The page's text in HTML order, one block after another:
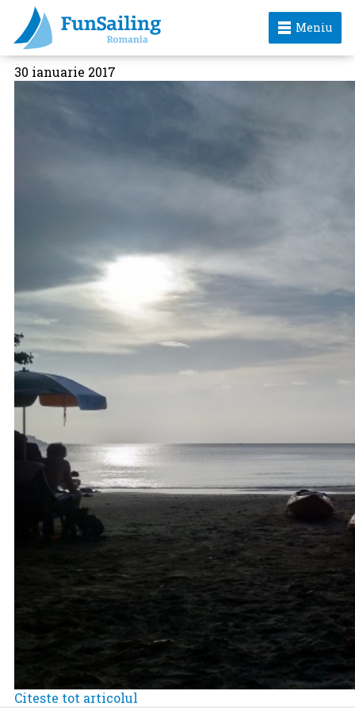
Meniu
30 ianuarie 2017
Citeste tot articolul